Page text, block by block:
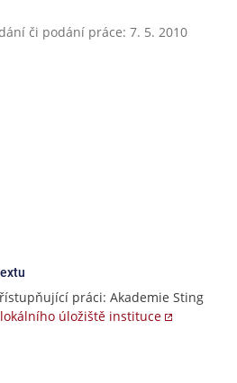
či podání práce: 7. 5. 2010
práci: Akademie Sting
úložiště instituce